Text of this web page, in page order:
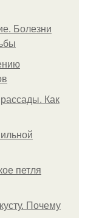
Болезни
Как
петля
Почему